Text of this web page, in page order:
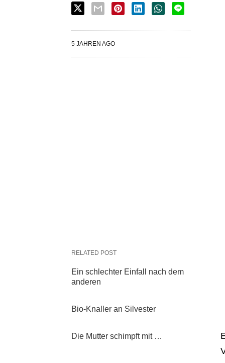
5 JAHREN AGO
RELATED POST
Ein schlechter Einfall nach dem
anderen
Bio-Knaller an Silvester
Die Mutter schimpft mit …